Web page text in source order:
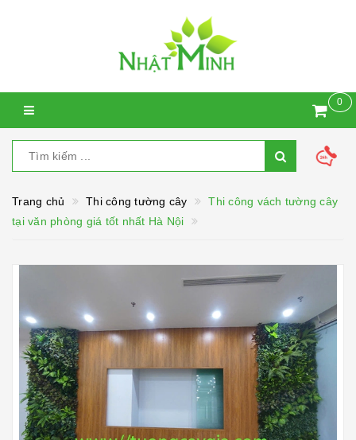
0
Trang chủ Thi công tường cây
Thi công vách tường cây
tại văn phòng giá tốt nhất Hà Nội